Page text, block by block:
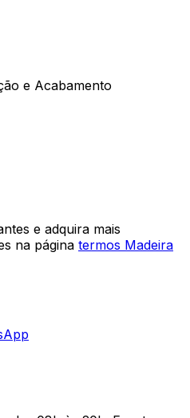
e Acabamento
e adquira mais
na página termos Madeira